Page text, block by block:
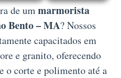
de ummarmorista
Bento – MA? Nossos
capacitados em
e granito, oferecendo
o corte e polimento até a